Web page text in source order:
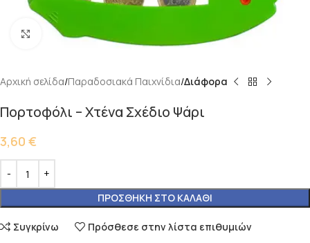
Κάντε κλικ για μεγέθυνση
Αρχική σελίδα Παραδοσιακά Παιχνίδια Διάφορα
Πορτοφόλι – Χτένα Σχέδιο Ψάρι
3,60 €
ΠΡΟΣΘΉΚΗ ΣΤΟ ΚΑΛΆΘΙ
Συγκρίνω Πρόσθεσε στην λίστα επιθυμιών